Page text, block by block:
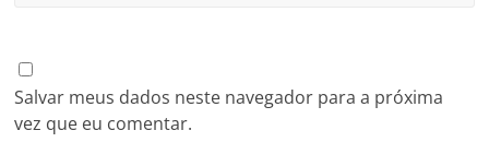
Salvar meus dados neste navegador para a próxima
vez que eu comentar.